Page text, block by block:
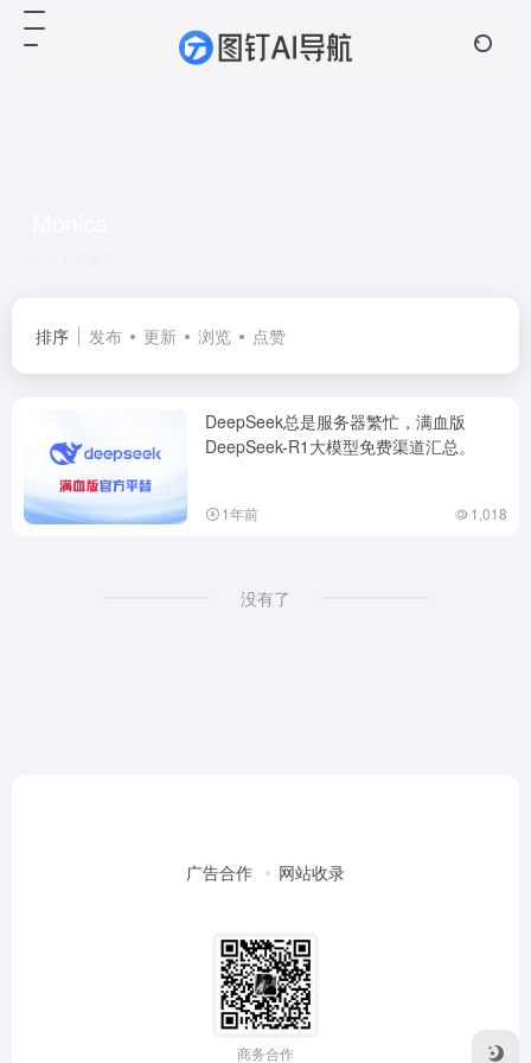
排序 发布 更新 浏览 点赞
DeepSeek总是服务器繁忙，满血版
DeepSeek-R1大模型免费渠道汇总。
1年前 1,018
没有了
广告合作 网站收录
商务合作